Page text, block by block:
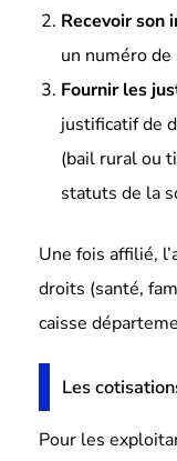
Recevoir son
un numéro
Fournir les
justificatif de
(bail rural ou
statuts de la
Une fois affilié,
droits (santé,
caisse
Les
Pour les